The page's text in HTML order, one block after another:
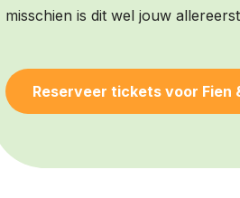
misschien is dit wel jouw
Reserveer tickets voor Fien